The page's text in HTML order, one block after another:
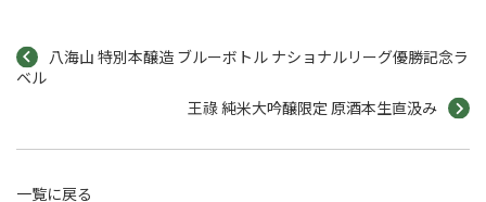
八海山 特別本醸造 ブルーボトル ナショナルリーグ優勝記念ラ
ベル
王祿 純米大吟醸限定 原酒本生直汲み
一覧に戻る